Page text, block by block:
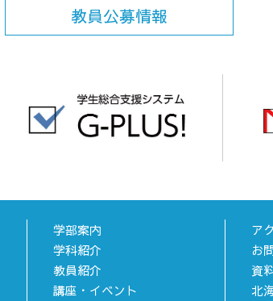
教員公募情報
学部案内
学科紹介
教員紹介
講座・イベント
ア
お
資
北